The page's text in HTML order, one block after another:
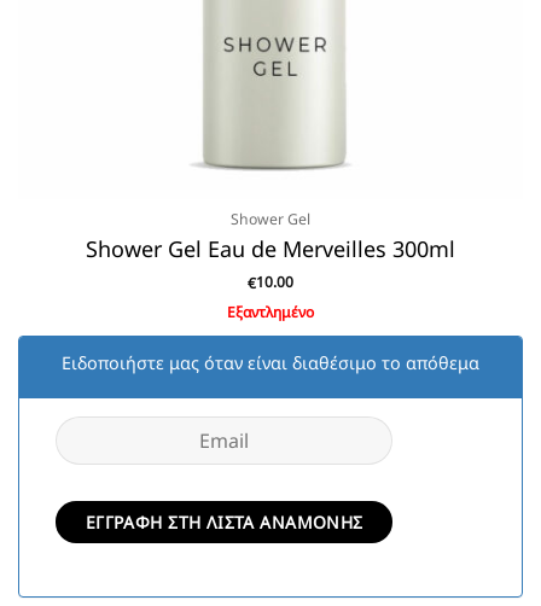
Shower Gel
Shower Gel Eau de Merveilles 300ml
€10.00
Εξαντλημένο
Eιδοποιήστε μας όταν είναι διαθέσιμο το απόθεμα